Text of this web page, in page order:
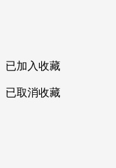
已加入收藏
已取消收藏